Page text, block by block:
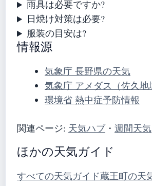
雨具は必要ですか?
日焼け対策は必要?
服装の目安は?
情報源
気象庁 長野県の天気
気象庁 アメダス（佐久地
環境省 熱中症予防情報
関連ページ: 天気ハブ・ 週間天気
ほかの天気ガイド
すべての天気ガイド蔵王町の天